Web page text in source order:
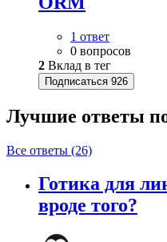
1 ответ
0 вопросов
2 Вклад в тег
Подписаться 926
Лучшие ответы
Все ответы (26)
Готика для
вроде того?